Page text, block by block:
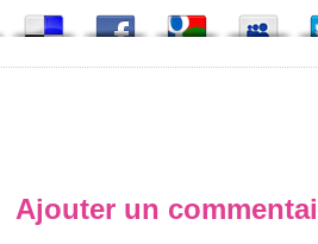
Ajouter un